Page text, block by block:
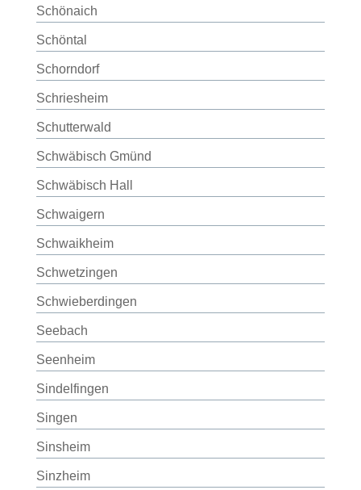
Schönaich
Schöntal
Schorndorf
Schriesheim
Schutterwald
Schwäbisch Gmünd
Schwäbisch Hall
Schwaigern
Schwaikheim
Schwetzingen
Schwieberdingen
Seebach
Seenheim
Sindelfingen
Singen
Sinsheim
Sinzheim